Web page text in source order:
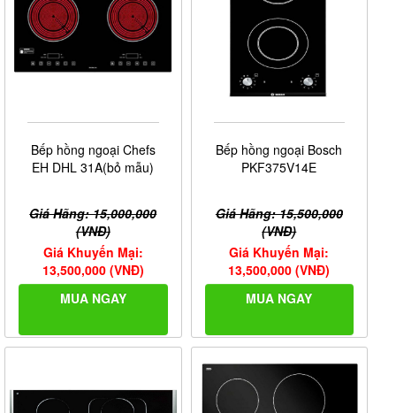
Bếp hồng ngoại Chefs
EH DHL 31A(bỏ mẫu)
Giá Hãng: 15,000,000
(VNĐ)
Giá Khuyến Mại:
13,500,000 (VNĐ)
MUA NGAY
Bếp hồng ngoại Bosch
PKF375V14E
Giá Hãng: 15,500,000
(VNĐ)
Giá Khuyến Mại:
13,500,000 (VNĐ)
MUA NGAY